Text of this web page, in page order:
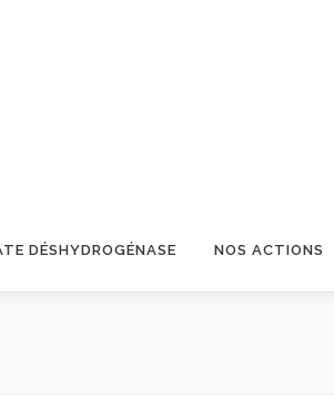
DÉSHYDROGÉNASE NOS ACTIONS